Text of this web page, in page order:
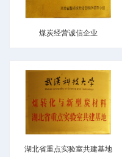
煤炭经营诚信企业
湖北省重点实验室共建基地